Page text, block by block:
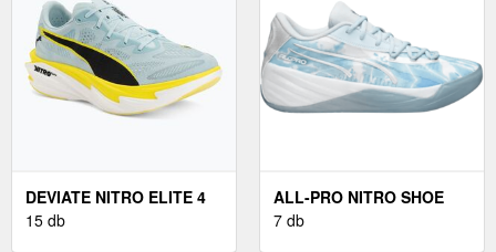
DEVIATE NITRO ELITE 4
15 db
ALL-PRO NITRO SHOE
7 db